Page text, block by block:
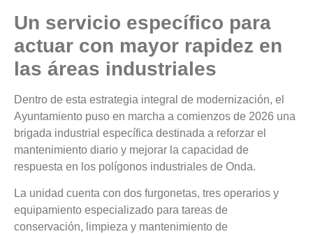
Un servicio específico para
actuar con mayor rapidez en
las áreas industriales
Dentro de esta estrategia integral de modernización, el
Ayuntamiento puso en marcha a comienzos de 2026 una
brigada industrial específica destinada a reforzar el
mantenimiento diario y mejorar la capacidad de
respuesta en los polígonos industriales de Onda.
La unidad cuenta con dos furgonetas, tres operarios y
equipamiento especializado para tareas de
conservación, limpieza y mantenimiento de